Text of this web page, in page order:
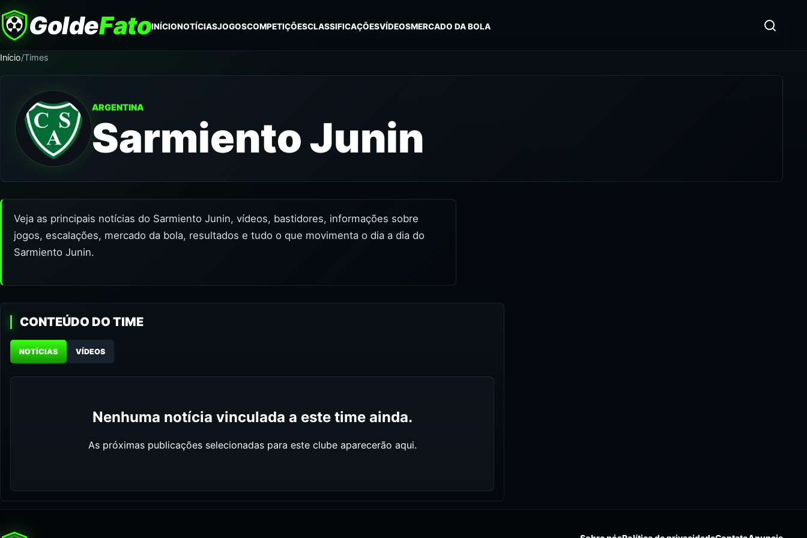
GoldeFatoINÍCIONOTÍCIASJOGOSCOMPETIÇÕESCLASSIFICAÇÕESVÍDEOSMERCADO DA BOLA
Início/Times
ARGENTINA
Sarmiento Junin
Veja as principais notícias do Sarmiento Junin, vídeos, bastidores, informações sobre
jogos, escalações, mercado da bola, resultados e tudo o que movimenta o dia a dia do
Sarmiento Junin.
CONTEÚDO DO TIME
NOTÍCIAS VÍDEOS
Nenhuma notícia vinculada a este time ainda.
As próximas publicações selecionadas para este clube aparecerão aqui.